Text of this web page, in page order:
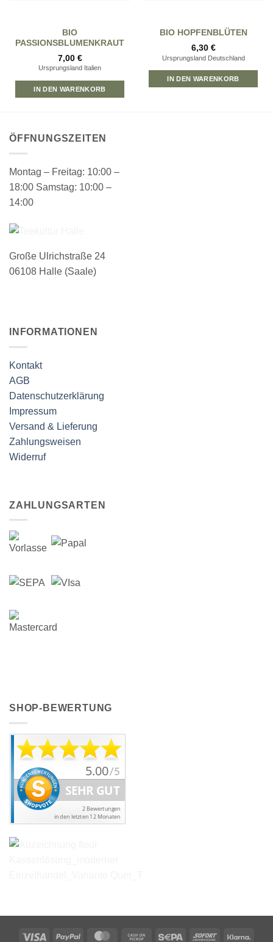
BIO
PASSIONSBLUMENKRAUT
7,00 €
Ursprungsland Italien
IN DEN WARENKORB
BIO HOPFENBLÜTEN
6,30 €
Ursprungsland Deutschland
IN DEN WARENKORB
ÖFFNUNGSZEITEN
Montag – Freitag: 10:00 –
18:00 Samstag: 10:00 –
14:00
Große Ulrichstraße 24
06108 Halle (Saale)
INFORMATIONEN
Kontakt
AGB
Datenschutzerklärung
Impressum
Versand & Lieferung
Zahlungsweisen
Widerruf
ZAHLUNGSARTEN
SHOP-BEWERTUNG
Visa PayPal MasterCardCash Sepa Sofort